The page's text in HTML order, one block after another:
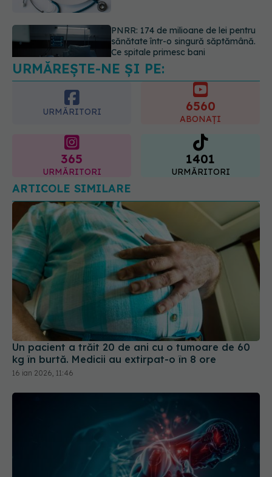
Ce spune culoarea ta preferată
despre vârsta pe care o ai. Care
este "codul cromatic" al generațiilor
07.08.2026, 21:29
URMĂREȘTE-NE ȘI PE:
URMĂRITORI
ABONAȚI
365
URMĂRITORI
1401
URMĂRITORI
ARTICOLE SIMILARE
Un pacient a trăit 20 de ani cu o tumoare de 60
kg în burtă. Medicii au extirpat-o în 8 ore
16 ian 2026, 11:46